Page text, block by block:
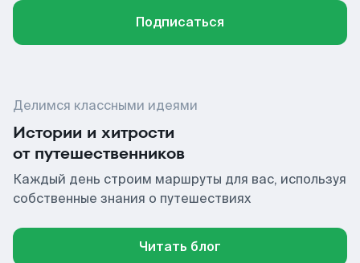
Подписаться
Делимся классными идеями
Истории и хитрости
от путешественников
Каждый день строим маршруты для вас, используя
собственные знания о путешествиях
Читать блог